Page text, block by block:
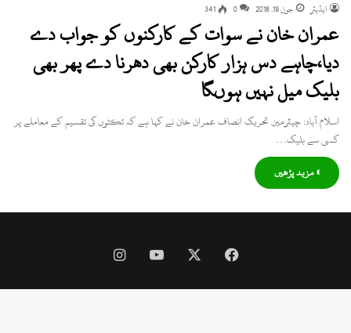
ایڈیٹر جون 19, 2018 0
341
عمران خان نے سوات کے کارکنوں کو جواب دے
دیا،چاہے دس ہزار کارکن بھی دھرنا دے پھر بھی
بلیک میل نہیں ہوںگا
اسلام آباد: چیئرمین تحریک انصاف عمران خان نے کہا ہے کہ ٹکٹوں کی تقسیم کے معاملے پر
کسی سے بلیک…
» مزید پڑھیں
Facebook
YouTube